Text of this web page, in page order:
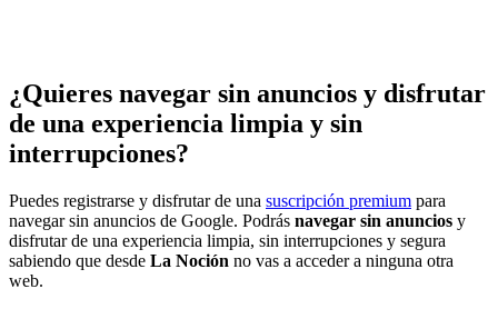
¿Quieres navegar sin anuncios y disfrutar
de una experiencia limpia y sin
interrupciones?
Puedes registrarse y disfrutar de una suscripción premium para
navegar sin anuncios de Google. Podrás navegar sin anuncios y
disfrutar de una experiencia limpia, sin interrupciones y segura
sabiendo que desde La Noción no vas a acceder a ninguna otra
web.